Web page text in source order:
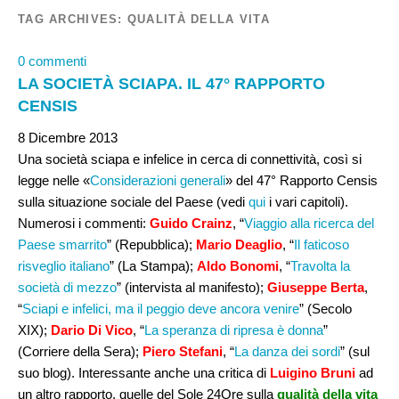
TAG ARCHIVES: QUALITÀ DELLA VITA
0 commenti
LA SOCIETÀ SCIAPA. IL 47° RAPPORTO
CENSIS
8 Dicembre 2013
Una società sciapa e infelice in cerca di connettività, così si
legge nelle «Considerazioni generali» del 47° Rapporto Censis
sulla situazione sociale del Paese (vedi qui i vari capitoli).
Numerosi i commenti: Guido Crainz, “Viaggio alla ricerca del
Paese smarrito” (Repubblica); Mario Deaglio, “Il faticoso
risveglio italiano” (La Stampa); Aldo Bonomi, “Travolta la
società di mezzo” (intervista al manifesto); Giuseppe Berta,
“Sciapi e infelici, ma il peggio deve ancora venire” (Secolo
XIX); Dario Di Vico, “La speranza di ripresa è donna”
(Corriere della Sera); Piero Stefani, “La danza dei sordi” (sul
suo blog). Interessante anche una critica di Luigino Bruni ad
un altro rapporto, quelle del Sole 24Ore sulla qualità della vita